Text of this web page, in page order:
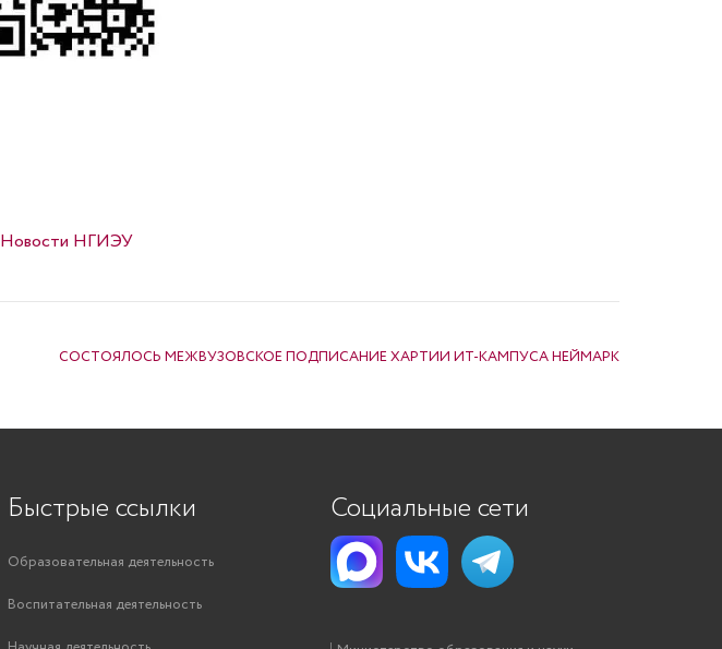
Новости НГИЭУ
СОСТОЯЛОСЬ МЕЖВУЗОВСКОЕ ПОДПИСАНИЕ ХАРТИИ ИТ-КАМПУСА НЕЙМАРК
Быстрые ссылки
Образовательная деятельность
Воспитательная деятельность
Социальные сети